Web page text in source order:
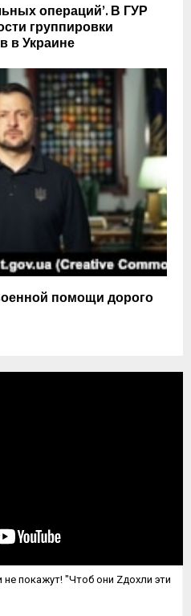
операций’. В ГУР
группировки
в Украине
помощи дорого
не покажут! "Чтоб они Zдохли эти